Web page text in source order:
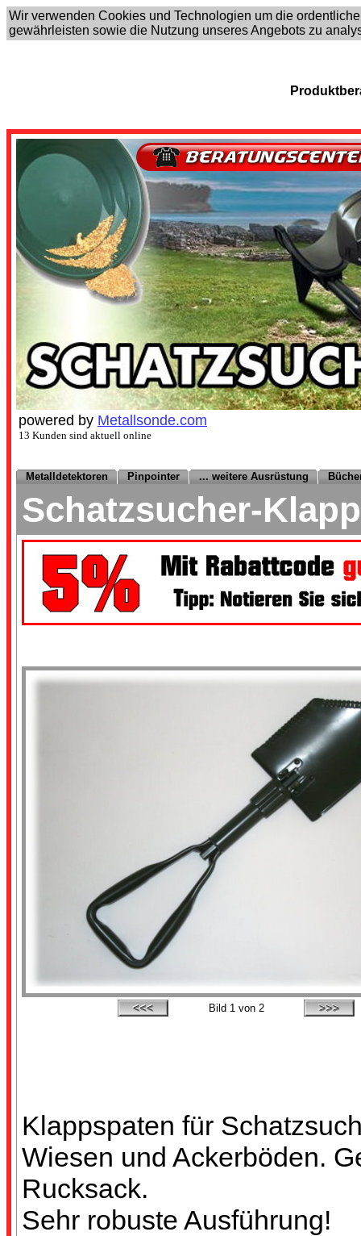
Wir verwenden Cookies und Technologien um die
gewährleisten sowie die Nutzung unseres Angebots zu
powered by Metallsonde.com
13 Kunden sind aktuell online
Metalldetektoren Pinpointer ... weitere Ausrüstung
Schatzsucher-
Bild 1von 2
Klappspaten für
Wiesen und Ackerböden.
Rucksack.
Sehr robuste Ausführung!